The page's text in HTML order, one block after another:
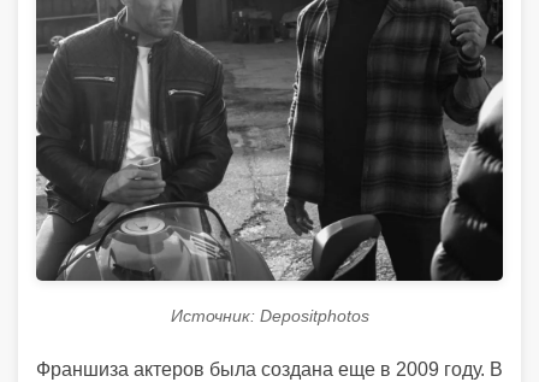
Источник: Depositphotos
Франшиза актеров была создана еще в 2009 году. В